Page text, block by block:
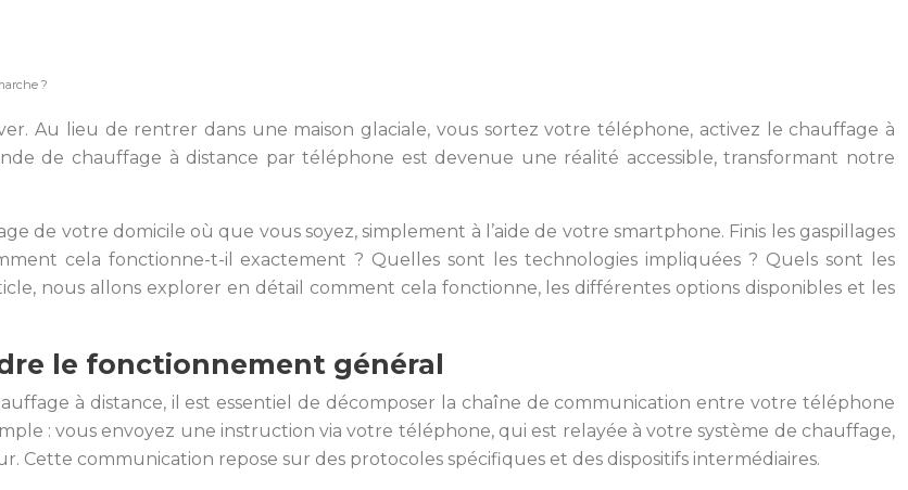
?
Au lieu de rentrer dans une maison glaciale, vous sortez votre téléphone, activez le chauffage à
de chauffage à distance par téléphone est devenue une réalité accessible, transformant notre
de votre domicile où que vous soyez, simplement à l’aide de votre smartphone. Finis les gaspillages
cela fonctionne-t-il exactement ? Quelles sont les technologies impliquées ? Quels sont les
nous allons explorer en détail comment cela fonctionne, les différentes options disponibles et les
le fonctionnement général
à distance, il est essentiel de décomposer la chaîne de communication entre votre téléphone
: vous envoyez une instruction via votre téléphone, qui est relayée à votre système de chauffage,
Cette communication repose sur des protocoles spécifiques et des dispositifs intermédiaires.